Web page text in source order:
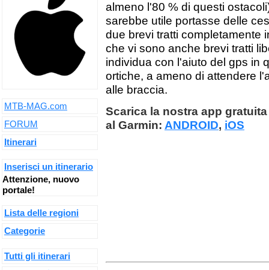
almeno l'80 % di questi
sarebbe utile portasse delle
due brevi tratti completamente
che vi sono anche brevi tratti
individua con l'aiuto del gps in
ortiche, a ameno di attendere
alle braccia.
Scarica la nostra app
al Garmin: ANDROID, iOS
MTB-MAG.com
FORUM
Itinerari
Inserisci un itinerario
Attenzione, nuovo
portale!
Lista delle regioni
Categorie
Tutti gli itinerari